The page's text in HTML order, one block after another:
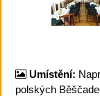
Umístění:
polských